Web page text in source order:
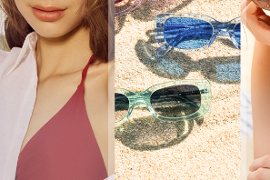
Fabricación